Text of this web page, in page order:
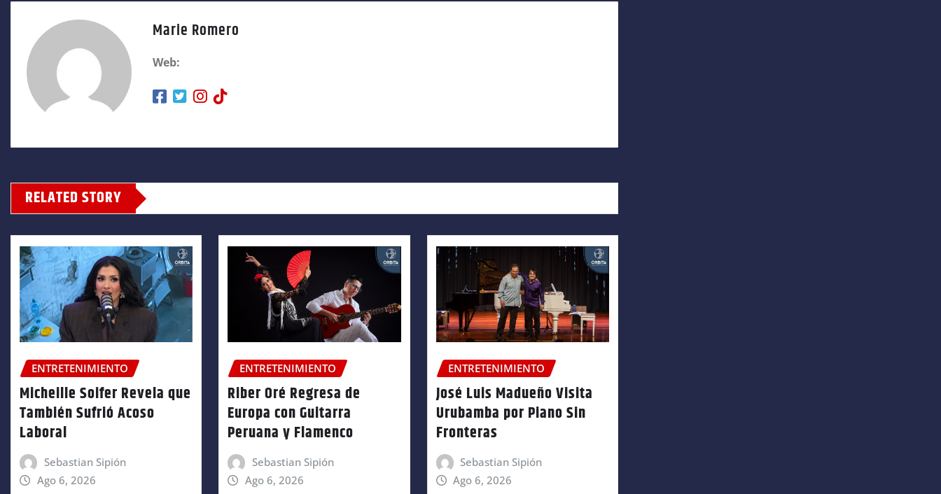
Marie Romero
Web:
RELATED STORY
ENTRETENIMIENTO
Micheille Soifer Revela que
También Sufrió Acoso
Laboral
Sebastian Sipión
Ago 6, 2026
ENTRETENIMIENTO
Riber Oré Regresa de
Europa con Guitarra
Peruana y Flamenco
Sebastian Sipión
Ago 6, 2026
ENTRETENIMIENTO
José Luis Madueño Visita
Urubamba por Piano Sin
Fronteras
Sebastian Sipión
Ago 6, 2026